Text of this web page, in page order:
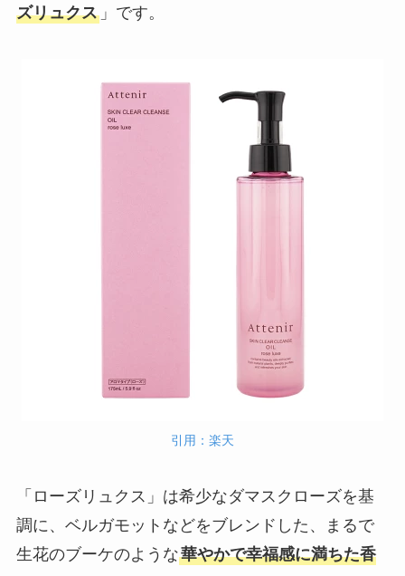
ズリュクス」です。
引用：楽天
「ローズリュクス」は希少なダマスクローズを基
調に、ベルガモットなどをブレンドした、まるで
生花のブーケのような華やかで幸福感に満ちた香